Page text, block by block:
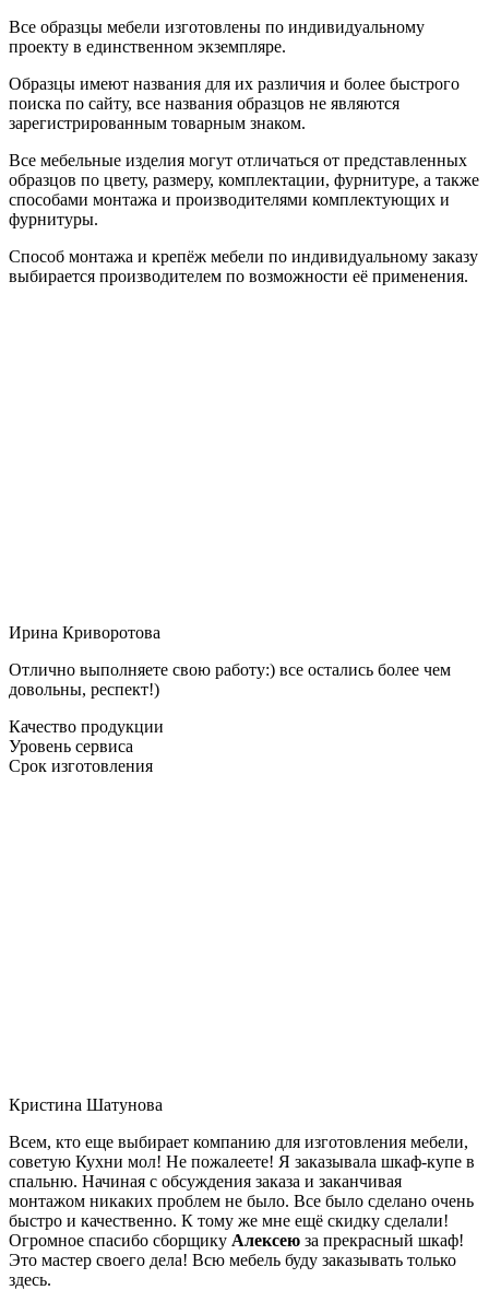
Все образцы мебели изготовлены по индивидуальному
проекту в единственном экземпляре.
Образцы имеют названия для их различия и более быстрого
поиска по сайту, все названия образцов не являются
зарегистрированным товарным знаком.
Все мебельные изделия могут отличаться от представленных
образцов по цвету, размеру, комплектации, фурнитуре, а также
способами монтажа и производителями комплектующих и
фурнитуры.
Способ монтажа и крепёж мебели по индивидуальному заказу
выбирается производителем по возможности её применения.
Ирина Криворотова
Отлично выполняете свою работу:) все остались более чем
довольны, респект!)
Качество продукции
Уровень сервиса
Срок изготовления
Кристина Шатунова
Всем, кто еще выбирает компанию для изготовления мебели,
советую Кухни мол! Не пожалеете! Я заказывала шкаф-купе в
спальню. Начиная с обсуждения заказа и заканчивая
монтажом никаких проблем не было. Все было сделано очень
быстро и качественно. К тому же мне ещё скидку сделали!
Огромное спасибо сборщику Алексею за прекрасный шкаф!
Это мастер своего дела! Всю мебель буду заказывать только
здесь.